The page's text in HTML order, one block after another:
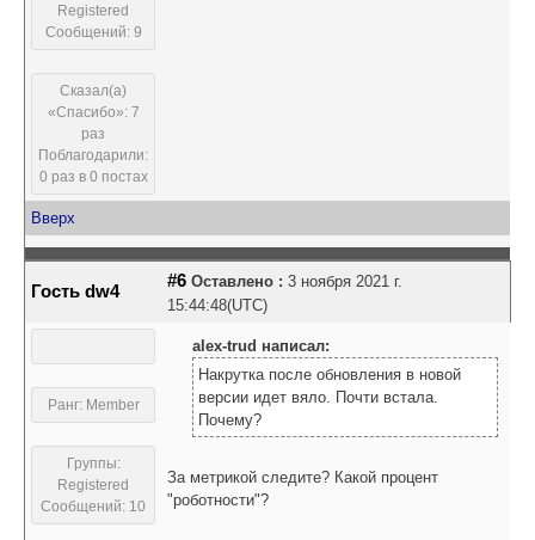
Registered
Сообщений: 9
Сказал(а)
«Спасибо»: 7
раз
Поблагодарили:
0 раз в 0 постах
Вверх
Гость dw4
#6 Оставлено : 3 ноября 2021 г.
15:44:48(UTC)
Ранг: Member
Группы:
Registered
Сообщений: 10
alex-trud написал:
Накрутка после обновления в новой
версии идет вяло. Почти встала.
Почему?
За метрикой следите? Какой процент
"роботности"?